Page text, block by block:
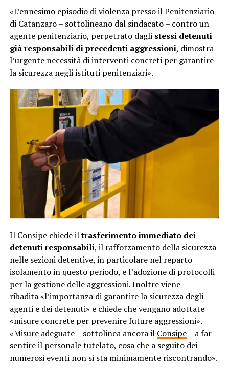
«L’ennesimo episodio di violenza presso il Penitenziario
di Catanzaro – sottolineano dal sindacato – contro un
agente penitenziario, perpetrato dagli stessi detenuti
già responsabili di precedenti aggressioni, dimostra
l’urgente necessità di interventi concreti per garantire
la sicurezza negli istituti penitenziari».
Il Consipe chiede iltrasferimento immediato dei
detenuti responsabili, il rafforzamento della sicurezza
nelle sezioni detentive, in particolare nel reparto
isolamento in questo periodo, e l’adozione di protocolli
per la gestione delle aggressioni. Inoltre viene
ribadita «l’importanza di garantire la sicurezza degli
agenti e dei detenuti» e chiede che vengano adottate
«misure concrete per prevenire future aggressioni».
«Misure adeguate – sottolinea ancora il Consipe– a far
sentire il personale tutelato, cosa che a seguito dei
numerosi eventi non si sta minimamente riscontrando».